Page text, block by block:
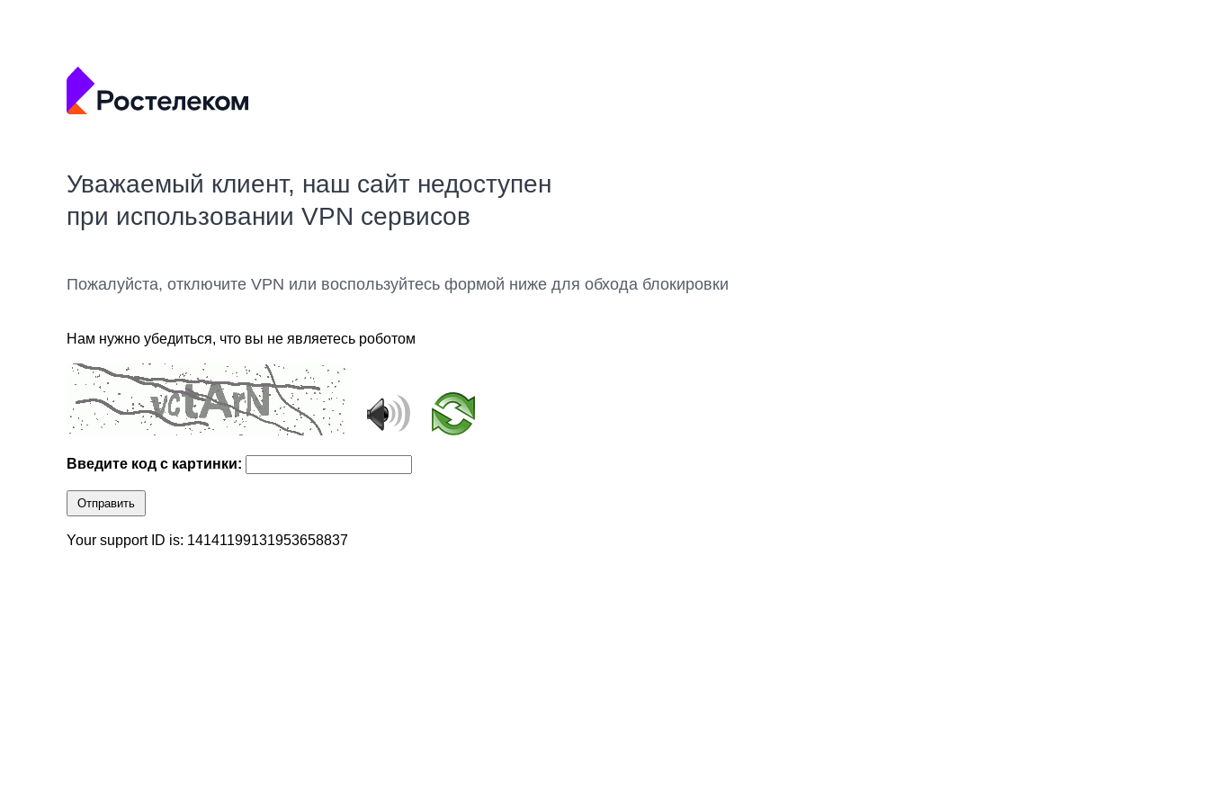
Уважаемый клиент, наш сайт недоступен
при использовании VPN сервисов
Пожалуйста, отключите VPN или воспользуйтесь формой ниже для обхода блокировки
Нам нужно убедиться, что вы не являетесь роботом
Введите код с картинки:
Отправить
Your support ID is: 14141199131953658837